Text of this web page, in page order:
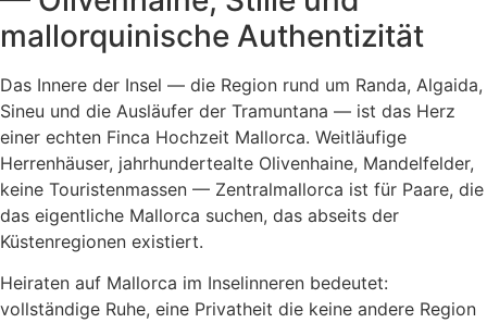
mallorquinische Authentizität
Das Innere der Insel — die Region rund um Randa, Algaida,
Sineu und die Ausläufer der Tramuntana — ist das Herz
einer echten Finca Hochzeit Mallorca. Weitläufige
Herrenhäuser, jahrhundertealte Olivenhaine, Mandelfelder,
keine Touristenmassen — Zentralmallorca ist für Paare, die
das eigentliche Mallorca suchen, das abseits der
Küstenregionen existiert.
Heiraten auf Mallorca im Inselinneren bedeutet:
vollständige Ruhe, eine Privatheit die keine andere Region